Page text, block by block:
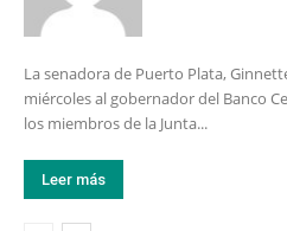
La senadora de Puerto Plata,
miércoles al gobernador del Banco
los miembros de la Junta...
Leer más